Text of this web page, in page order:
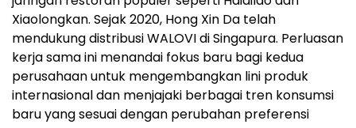
Xiaolongkan. Sejak 2020, Hong Xin Da telah
mendukung distribusi WALOVI di Singapura. Perluasan
kerja sama ini menandai fokus baru bagi kedua
perusahaan untuk mengembangkan lini produk
internasional dan menjajaki berbagai tren konsumsi
baru yang sesuai dengan perubahan preferensi